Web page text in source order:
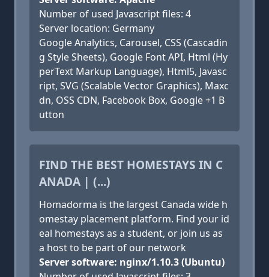
Number of used Javascript files: 4
Server location: Germany
Google Analytics, Carousel, CSS (Cascadin
g Style Sheets), Google Font API, Html (Hy
perText Markup Language), Html5, Javasc
ript, SVG (Scalable Vector Graphics), Maxc
dn, OSS CDN, Facebook Box, Google +1 B
utton
FIND THE BEST HOMESTAYS IN C
ANADA | (...)
Homadorma is the largest Canada wide h
omestay placement platform. Find your id
eal homestays as a student, or join us as
a host to be part of our network
Server software: nginx/1.10.3 (Ubuntu)